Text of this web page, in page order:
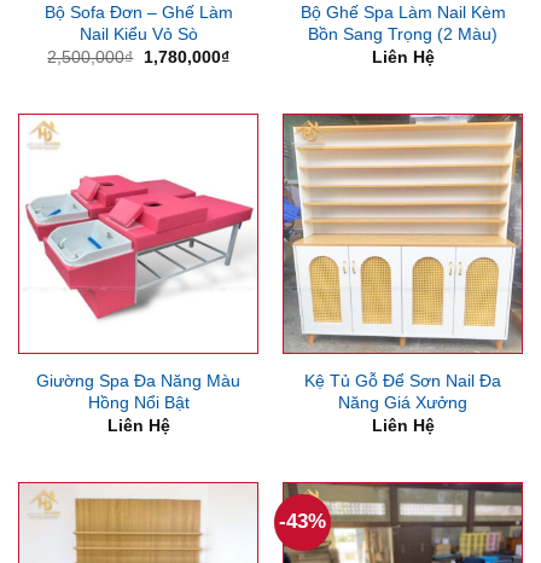
Bộ Sofa Đơn – Ghế Làm
Nail Kiểu Vỏ Sò
2,500,000₫
Giá
1,780,000₫Giá
1,780,000₫.
Bộ Ghế Spa Làm Nail Kèm
Bồn Sang Trọng (2 Màu)
Liên Hệ
Giường Spa Đa Năng Màu
Hồng Nổi Bật
Liên Hệ
Kệ Tủ Gỗ Để Sơn Nail Đa
Năng Giá Xưởng
Liên Hệ
-43%